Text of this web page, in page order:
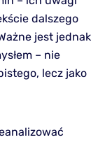
dalszego
jest jednak
– nie
lecz jako